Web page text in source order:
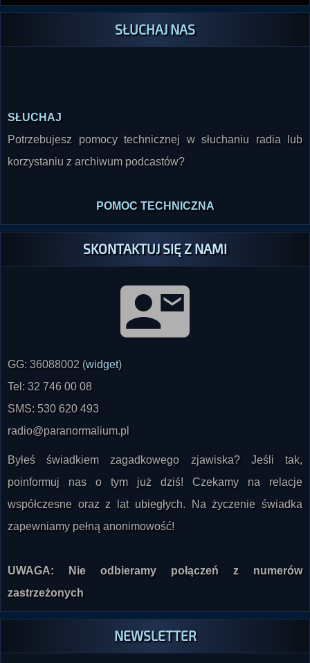
SŁUCHAJ NAS
SŁUCHAJ
Potrzebujesz pomocy technicznej w słuchaniu radia lub
korzystaniu z archiwum podcastów?
POMOC TECHNICZNA
SKONTAKTUJ SIĘ Z NAMI
GG: 36088002 (widget)
Tel: 32 746 00 08
SMS: 530 620 493
radio@paranormalium.pl
Byłeś świadkiem zagadkowego zjawiska? Jeśli tak,
poinformuj nas o tym już dziś! Czekamy na relacje
współczesne oraz z lat ubiegłych. Na życzenie świadka
zapewniamy pełną anonimowość!
UWAGA: Nie odbieramy połączeń z numerów
zastrzeżonych
NEWSLETTER